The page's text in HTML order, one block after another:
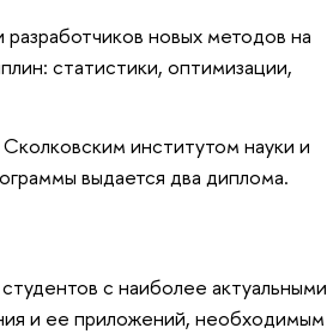
новых методов на
статистики, оптимизации,
институтом науки и
выдается два диплома.
с наиболее актуальными
и ее приложений, необходимым